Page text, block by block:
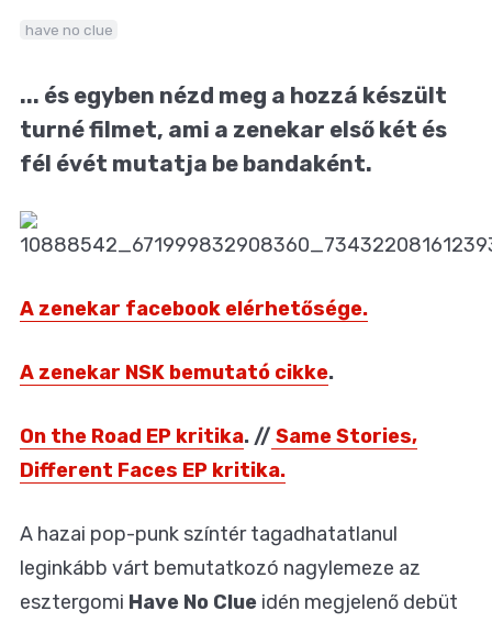
MÁSVILÁG
BLOG
have no clue
... és egyben nézd meg a hozzá készült
turné filmet, ami a zenekar első két és
fél évét mutatja be bandaként.
A zenekar facebook elérhetősége.
A zenekar NSK bemutató cikke.
On the Road EP kritika. // Same Stories,
Different Faces EP kritika.
A hazai pop-punk színtér tagadhatatlanul
leginkább várt bemutatkozó nagylemeze az
esztergomi Have No Clue idén megjelenő debüt